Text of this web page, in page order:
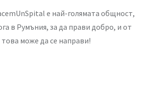
е най-голямата общност,
в Румъния, за да прави добро, и от
това може да се направи!